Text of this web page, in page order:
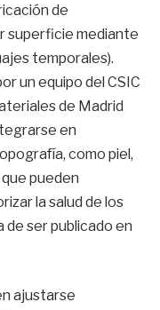
de
superficie mediante
temporales).
un equipo del CSIC
de Madrid
en
como piel,
pueden
la salud de los
ser publicado en
ajustarse